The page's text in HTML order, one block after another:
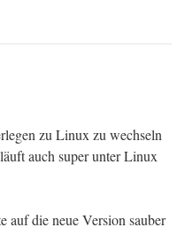
zu Linux zu wechseln
auch super unter Linux
die neue Version sauber